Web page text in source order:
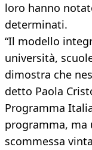
loro hanno
determinati.
“Il modello
università,
dimostra che
detto Paola
Programma
programma, ma
scommessa